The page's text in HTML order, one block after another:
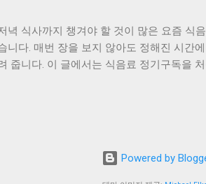
죠. 이런 구독형 관리 덕분에 병원에 가기
리하는 AI 코치 일과 육아, 사회생활을
심박수, 수면 질, 활동량 데이터를 분석해
녁 식사까지 챙겨야 할 것이 많은 요즘 식
니다. 매번 장을 보지 않아도 정해진 시간
줍니다. 이 글에서는 식음료 정기구독을
무엇을 먹을지 고민하고 구매하는 과정
로 나뉩니다. 주간 격주 월간 단위가 일반
상온 식품으로 구분된 구성 단품형과 세
Powered by